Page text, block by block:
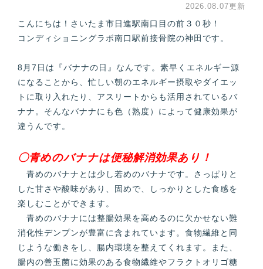
2026.08.07更新
こんにちは！さいたま市日進駅南口目の前３０秒！
コンディショニングラボ南口駅前接骨院の神田です。
8月7日は『バナナの日』なんです。素早くエネルギー源
になることから、忙しい朝のエネルギー摂取やダイエッ
トに取り入れたり、アスリートからも活用されているバ
ナナ。そんなバナナにも色（熟度）によって健康効果が
違うんです。
〇青めのバナナは便秘解消効果あり！
青めのバナナとは少し若めのバナナです。さっぱりと
した甘さや酸味があり、固めで、しっかりとした食感を
楽しむことができます。
青めのバナナには整腸効果を高めるのに欠かせない難
消化性デンプンが豊富に含まれています。食物繊維と同
じような働きをし、腸内環境を整えてくれます。また、
腸内の善玉菌に効果のある食物繊維やフラクトオリゴ糖